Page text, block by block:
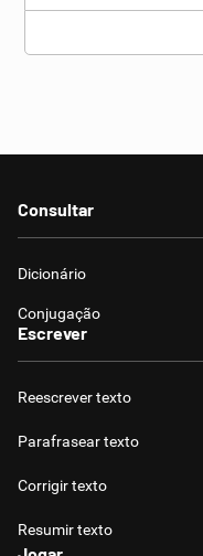
Consultar
Dicionário
Conjugação
Escrever
Reescrever texto
Parafrasear texto
Corrigir texto
Resumir texto